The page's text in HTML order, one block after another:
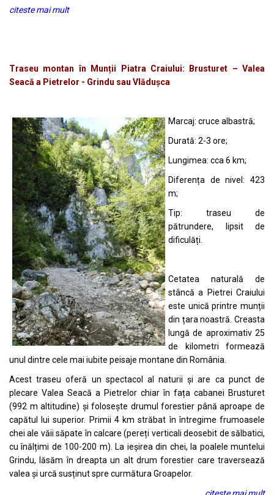
citeste mai mult
Traseu montan în Munții Piatra Craiului: Brusturet – Valea
Seacă a Pietrelor - Grindu sau Vlădușca
Marcaj: cruce albastră;
Durată: 2-3 ore;
Lungimea: cca 6 km;
Diferența de nivel: 423
m;
Tip: traseu de
pătrundere, lipsit de
dificulăți.
Cetatea naturală de
stâncă a Pietrei Craiului
este unică printre munții
din țara noastră. Creasta
lungă de aproximativ 25
de kilometri formează
unul dintre cele mai iubite peisaje montane din România.
Acest traseu oferă un spectacol al naturii și are ca punct de
plecare Valea Seacă a Pietrelor chiar în fața cabanei Brusturet
(992 m altitudine) și folosește drumul forestier până aproape de
capătul lui superior. Primii 4 km străbat în întregime frumoasele
chei ale văii săpate în calcare (pereți verticali deosebit de sălbatici,
cu înălțimi de 100-200 m). La ieșirea din chei, la poalele muntelui
Grindu, lăsăm în dreapta un alt drum forestier care traversează
valea și urcă susținut spre curmătura Groapelor.